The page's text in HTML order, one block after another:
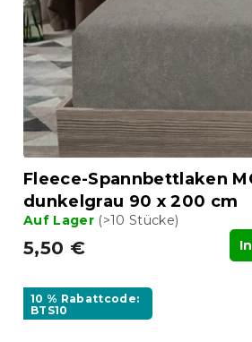
Fleece-Spannbettlaken
dunkelgrau 90 x 200 cm
Auf Lager (>10 Stücke)
5,50 €
10 % Rabattcode:
BTS10